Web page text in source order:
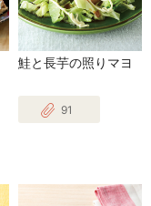
鮭と長芋の照りマヨ
91